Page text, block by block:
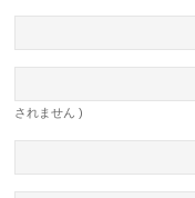
されません )